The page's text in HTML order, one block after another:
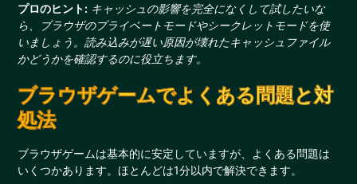
プロのヒント: キャッシュの影響を完全になくして試したいな
ら、ブラウザのプライベートモードやシークレットモードを使
いましょう。読み込みが遅い原因が壊れたキャッシュファイル
かどうかを確認するのに役立ちます。
ブラウザゲームでよくある問題と対
処法
ブラウザゲームは基本的に安定していますが、よくある問題は
いくつかあります。ほとんどは1分以内で解決できます。